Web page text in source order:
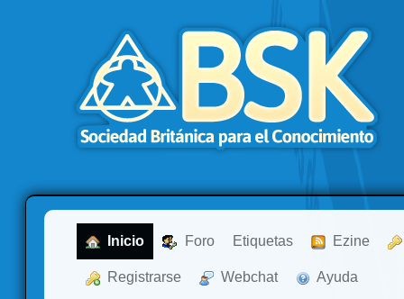
Inicio Foro Etiquetas Ezine
Registrarse Webchat Ayuda